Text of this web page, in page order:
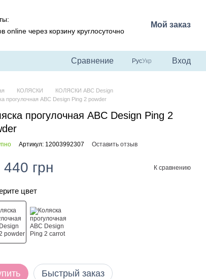
online через корзину круглосуточно
Мой заказ
Сравнение РусУкр Вход
КОЛЯСКИ
КОЛЯСКИ ABC Design
прогулочная ABC Design Ping 2 powder
прогулочная ABC Design Ping 2
Артикул: 12003992307 Оставить отзыв
440 грн К сравнению
цвет
Быстрый заказ